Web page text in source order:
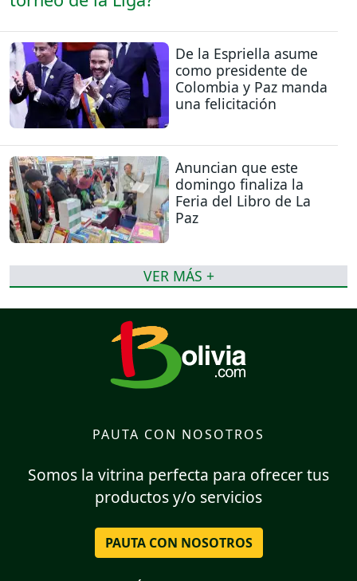
De la Espriella asume
como presidente de
Colombia y Paz manda
una felicitación
Anuncian que este
domingo finaliza la
Feria del Libro de La
Paz
VER MÁS +
PAUTA CON NOSOTROS
Somos la vitrina perfecta para ofrecer tus
productos y/o servicios
PAUTA CON NOSOTROS